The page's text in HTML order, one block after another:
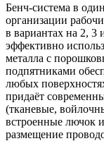
Бенч-система в
организации
в вариантах на 2, 3
эффективно
металла с
подпятниками
любых
придаёт
(тканевые,
встроенные лючок
размещение